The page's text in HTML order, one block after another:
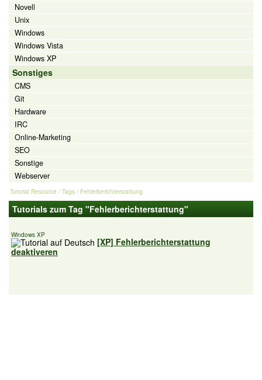
Novell
Unix
Windows
Windows Vista
Windows XP
Sonstiges
CMS
Git
Hardware
IRC
Online-Marketing
SEO
Sonstige
Webserver
Tutorial Resource / Tags / Fehlerberichterstattung
Tutorials zum Tag "Fehlerberichterstattung"
Windows XP
[XP] Fehlerberichterstattung
deaktiveren